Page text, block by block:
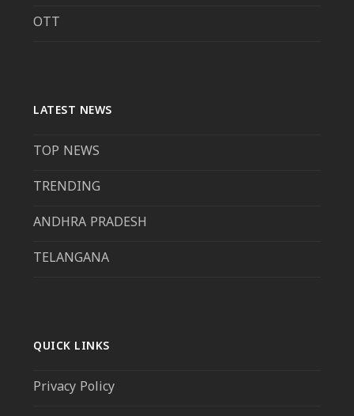
OTT
LATEST NEWS
TOP NEWS
TRENDING
ANDHRA PRADESH
TELANGANA
QUICK LINKS
Privacy Policy